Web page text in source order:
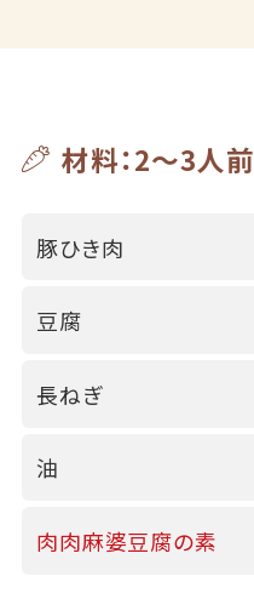
材料：2～3人前
豚ひき肉
豆腐
長ねぎ
油
肉肉麻婆豆腐の素